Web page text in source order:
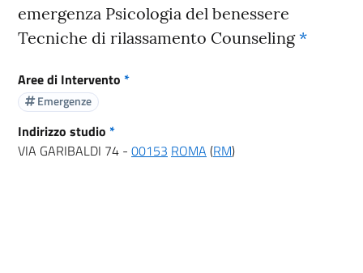
emergenza Psicologia del benessere
Tecniche di rilassamento Counseling*
Aree di Intervento *
Emergenze
Indirizzo studio *
VIA GARIBALDI 74 - 00153 ROMA (RM)